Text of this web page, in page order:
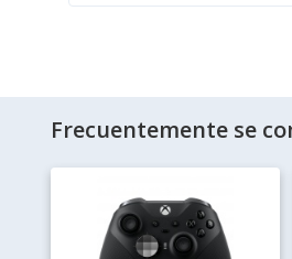
Frecuentemente se